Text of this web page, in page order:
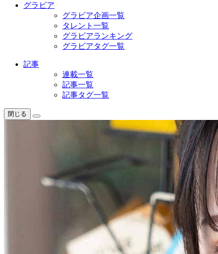
グラビア
グラビア企画一覧
タレント一覧
グラビアランキング
グラビアタグ一覧
記事
連載一覧
記事一覧
記事タグ一覧
閉じる